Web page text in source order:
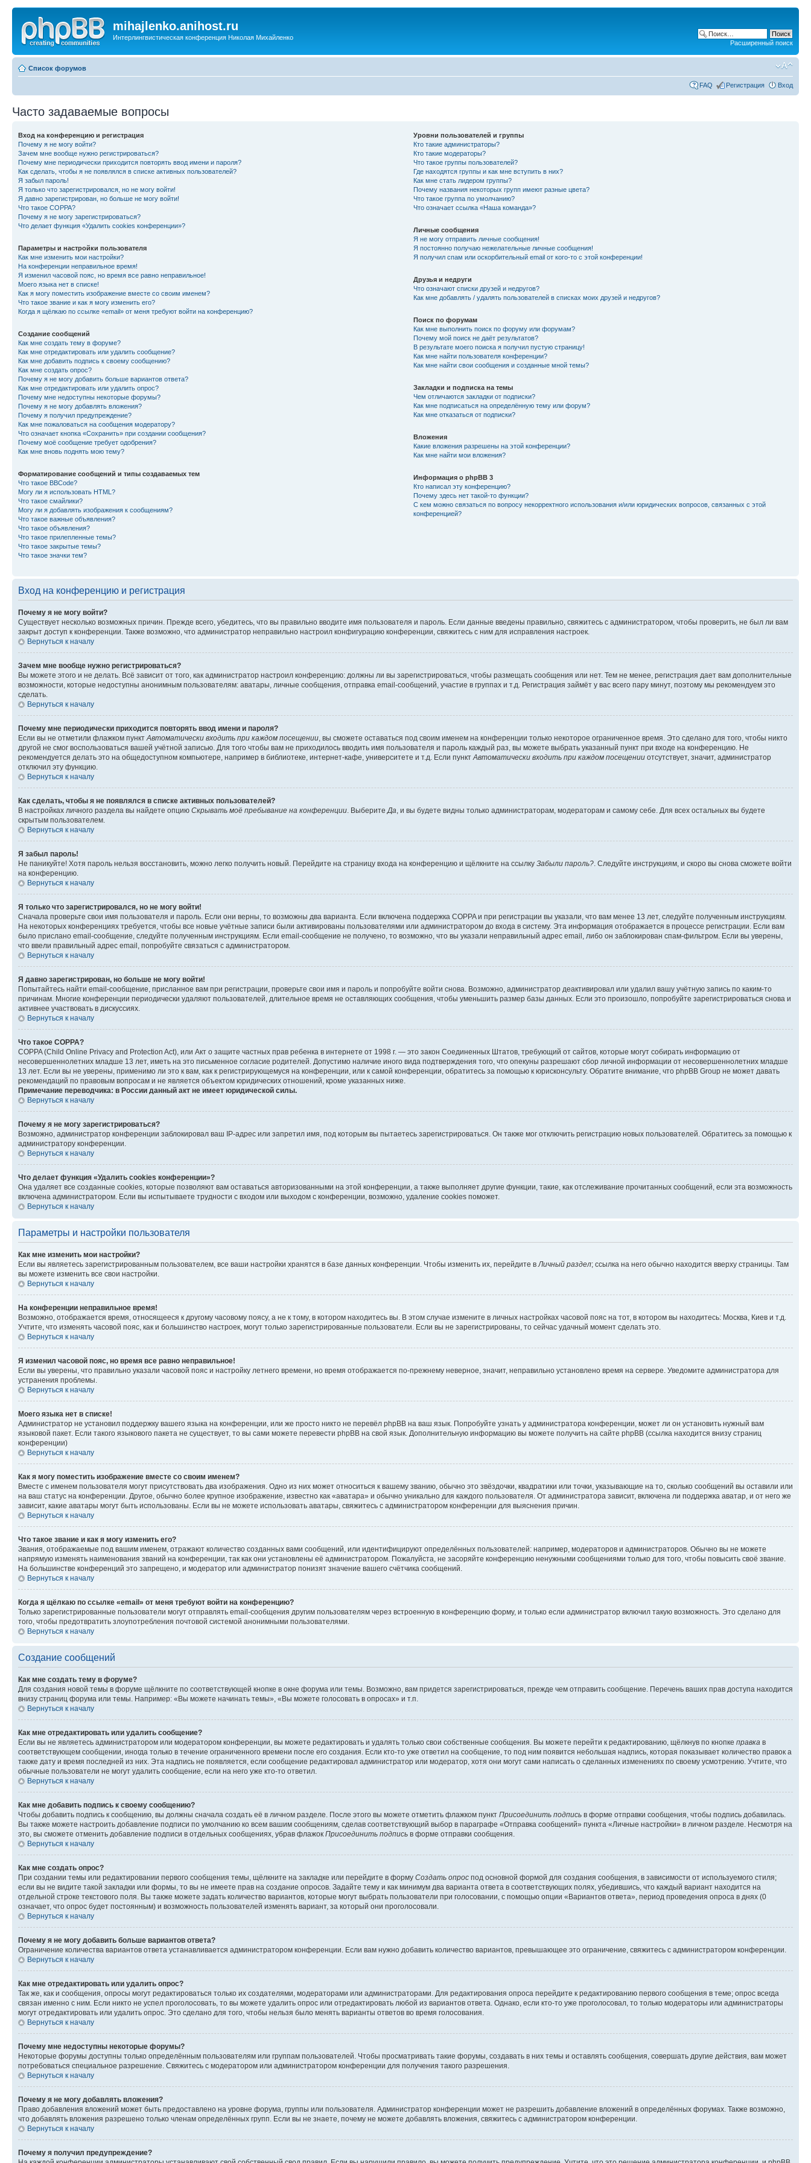
mihajlenko.anihost.ru
Интерлингвистическая конференция Николая Михайленко
Расширенный поиск
Список форумов
FAQ Регистрация Вход
Часто задаваемые вопросы
Вход на конференцию и регистрация
Почему я не могу войти?
Зачем мне вообще нужно регистрироваться?
Почему мне периодически приходится повторять ввод имени и пароля?
Как сделать, чтобы я не появлялся в списке активных пользователей?
Я забыл пароль!
Я только что зарегистрировался, но не могу войти!
Я давно зарегистрирован, но больше не могу войти!
Что такое COPPA?
Почему я не могу зарегистрироваться?
Что делает функция «Удалить cookies конференции»?
Параметры и настройки пользователя
Как мне изменить мои настройки?
На конференции неправильное время!
Я изменил часовой пояс, но время все равно неправильное!
Моего языка нет в списке!
Как я могу поместить изображение вместе со своим именем?
Что такое звание и как я могу изменить его?
Когда я щёлкаю по ссылке «email» от меня требуют войти на конференцию?
Создание сообщений
Как мне создать тему в форуме?
Как мне отредактировать или удалить сообщение?
Как мне добавить подпись к своему сообщению?
Как мне создать опрос?
Почему я не могу добавить больше вариантов ответа?
Как мне отредактировать или удалить опрос?
Почему мне недоступны некоторые форумы?
Почему я не могу добавлять вложения?
Почему я получил предупреждение?
Как мне пожаловаться на сообщения модератору?
Что означает кнопка «Сохранить» при создании сообщения?
Почему моё сообщение требует одобрения?
Как мне вновь поднять мою тему?
Форматирование сообщений и типы создаваемых тем
Что такое BBCode?
Могу ли я использовать HTML?
Что такое смайлики?
Могу ли я добавлять изображения к сообщениям?
Что такое важные объявления?
Что такое объявления?
Что такое прилепленные темы?
Что такое закрытые темы?
Что такое значки тем?
Уровни пользователей и группы
Кто такие администраторы?
Кто такие модераторы?
Что такое группы пользователей?
Где находятся группы и как мне вступить в них?
Как мне стать лидером группы?
Почему названия некоторых групп имеют разные цвета?
Что такое группа по умолчанию?
Что означает ссылка «Наша команда»?
Личные сообщения
Я не могу отправить личные сообщения!
Я постоянно получаю нежелательные личные сообщения!
Я получил спам или оскорбительный email от кого-то с этой конференции!
Друзья и недруги
Что означают списки друзей и недругов?
Как мне добавлять / удалять пользователей в списках моих друзей и недругов?
Поиск по форумам
Как мне выполнить поиск по форуму или форумам?
Почему мой поиск не даёт результатов?
В результате моего поиска я получил пустую страницу!
Как мне найти пользователя конференции?
Как мне найти свои сообщения и созданные мной темы?
Закладки и подписка на темы
Чем отличаются закладки от подписки?
Как мне подписаться на определённую тему или форум?
Как мне отказаться от подписки?
Вложения
Какие вложения разрешены на этой конференции?
Как мне найти мои вложения?
Информация о phpBB 3
Кто написал эту конференцию?
Почему здесь нет такой-то функции?
С кем можно связаться по вопросу некорректного использования и/или юридических вопросов, связанных с этой
конференцией?
Вход на конференцию и регистрация
Почему я не могу войти?
Существует несколько возможных причин. Прежде всего, убедитесь, что вы правильно вводите имя пользователя и пароль. Если данные введены правильно, свяжитесь с администратором, чтобы проверить, не был ли вам
закрыт доступ к конференции. Также возможно, что администратор неправильно настроил конфигурацию конференции, свяжитесь с ним для исправления настроек.
Вернуться к началу
Зачем мне вообще нужно регистрироваться?
Вы можете этого и не делать. Всё зависит от того, как администратор настроил конференцию: должны ли вы зарегистрироваться, чтобы размещать сообщения или нет. Тем не менее, регистрация дает вам дополнительные
возможности, которые недоступны анонимным пользователям: аватары, личные сообщения, отправка email-сообщений, участие в группах и т.д. Регистрация займёт у вас всего пару минут, поэтому мы рекомендуем это
сделать.
Вернуться к началу
Почему мне периодически приходится повторять ввод имени и пароля?
Если вы не отметили флажком пункт Автоматически входить при каждом посещении , вы сможете оставаться под своим именем на конференции только некоторое ограниченное время. Это сделано для того, чтобы никто
другой не смог воспользоваться вашей учётной записью. Для того чтобы вам не приходилось вводить имя пользователя и пароль каждый раз, вы можете выбрать указанный пункт при входе на конференцию. Не
рекомендуется делать это на общедоступном компьютере, например в библиотеке, интернет-кафе, университете и т.д. Если пункт Автоматически входить при каждом посещении отсутствует, значит, администратор
отключил эту функцию.
Вернуться к началу
Как сделать, чтобы я не появлялся в списке активных пользователей?
В настройках личного раздела вы найдете опцию Скрывать моё пребывание на конференции . Выберите Да , и вы будете видны только администраторам, модераторам и самому себе. Для всех остальных вы будете
скрытым пользователем.
Вернуться к началу
Я забыл пароль!
Не паникуйте! Хотя пароль нельзя восстановить, можно легко получить новый. Перейдите на страницу входа на конференцию и щёлкните на ссылку Забыли пароль? . Следуйте инструкциям, и скоро вы снова сможете войти
на конференцию.
Вернуться к началу
Я только что зарегистрировался, но не могу войти!
Сначала проверьте свои имя пользователя и пароль. Если они верны, то возможны два варианта. Если включена поддержка COPPA и при регистрации вы указали, что вам менее 13 лет, следуйте полученным инструкциям.
На некоторых конференциях требуется, чтобы все новые учётные записи были активированы пользователями или администратором до входа в систему. Эта информация отображается в процессе регистрации. Если вам
было прислано email-сообщение, следуйте полученным инструкциям. Если email-сообщение не получено, то возможно, что вы указали неправильный адрес email, либо он заблокирован спам-фильтром. Если вы уверены,
что ввели правильный адрес email, попробуйте связаться с администратором.
Вернуться к началу
Я давно зарегистрирован, но больше не могу войти!
Попытайтесь найти email-сообщение, присланное вам при регистрации, проверьте свои имя и пароль и попробуйте войти снова. Возможно, администратор деактивировал или удалил вашу учётную запись по каким-то
причинам. Многие конференции периодически удаляют пользователей, длительное время не оставляющих сообщения, чтобы уменьшить размер базы данных. Если это произошло, попробуйте зарегистрироваться снова и
активнее участвовать в дискуссиях.
Вернуться к началу
Что такое COPPA?
COPPA (Child Online Privacy and Protection Act), или Акт о защите частных прав ребенка в интернете от 1998 г. — это закон Соединенных Штатов, требующий от сайтов, которые могут собирать информацию от
несовершеннолетних младше 13 лет, иметь на это письменное согласие родителей. Допустимо наличие иного вида подтверждения того, что опекуны разрешают сбор личной информации от несовершеннолетних младше
13 лет. Если вы не уверены, применимо ли это к вам, как к регистрирующемуся на конференции, или к самой конференции, обратитесь за помощью к юрисконсульту. Обратите внимание, что phpBB Group не может давать
рекомендаций по правовым вопросам и не является объектом юридических отношений, кроме указанных ниже.
Примечание переводчика: в России данный акт не имеет юридической силы.
Вернуться к началу
Почему я не могу зарегистрироваться?
Возможно, администратор конференции заблокировал ваш IP-адрес или запретил имя, под которым вы пытаетесь зарегистрироваться. Он также мог отключить регистрацию новых пользователей. Обратитесь за помощью к
администратору конференции.
Вернуться к началу
Что делает функция «Удалить cookies конференции»?
Она удаляет все созданные cookies, которые позволяют вам оставаться авторизованными на этой конференции, а также выполняет другие функции, такие, как отслеживание прочитанных сообщений, если эта возможность
включена администратором. Если вы испытываете трудности с входом или выходом с конференции, возможно, удаление cookies поможет.
Вернуться к началу
Параметры и настройки пользователя
Как мне изменить мои настройки?
Если вы являетесь зарегистрированным пользователем, все ваши настройки хранятся в базе данных конференции. Чтобы изменить их, перейдите в Личный раздел; ссылка на него обычно находится вверху страницы. Там
вы можете изменить все свои настройки.
Вернуться к началу
На конференции неправильное время!
Возможно, отображается время, относящееся к другому часовому поясу, а не к тому, в котором находитесь вы. В этом случае измените в личных настройках часовой пояс на тот, в котором вы находитесь: Москва, Киев и т.д.
Учтите, что изменять часовой пояс, как и большинство настроек, могут только зарегистрированные пользователи. Если вы не зарегистрированы, то сейчас удачный момент сделать это.
Вернуться к началу
Я изменил часовой пояс, но время все равно неправильное!
Если вы уверены, что правильно указали часовой пояс и настройку летнего времени, но время отображается по-прежнему неверное, значит, неправильно установлено время на сервере. Уведомите администратора для
устранения проблемы.
Вернуться к началу
Моего языка нет в списке!
Администратор не установил поддержку вашего языка на конференции, или же просто никто не перевёл phpBB на ваш язык. Попробуйте узнать у администратора конференции, может ли он установить нужный вам
языковой пакет. Если такого языкового пакета не существует, то вы сами можете перевести phpBB на свой язык. Дополнительную информацию вы можете получить на сайте phpBB (ссылка находится внизу страниц
конференции)
Вернуться к началу
Как я могу поместить изображение вместе со своим именем?
Вместе с именем пользователя могут присутствовать два изображения. Одно из них может относиться к вашему званию, обычно это звёздочки, квадратики или точки, указывающие на то, сколько сообщений вы оставили или
на ваш статус на конференции. Другое, обычно более крупное изображение, известно как «аватара» и обычно уникально для каждого пользователя. От администратора зависит, включена ли поддержка аватар, и от него же
зависит, какие аватары могут быть использованы. Если вы не можете использовать аватары, свяжитесь с администратором конференции для выяснения причин.
Вернуться к началу
Что такое звание и как я могу изменить его?
Звания, отображаемые под вашим именем, отражают количество созданных вами сообщений, или идентифицируют определённых пользователей: например, модераторов и администраторов. Обычно вы не можете
напрямую изменять наименования званий на конференции, так как они установлены её администратором. Пожалуйста, не засоряйте конференцию ненужными сообщениями только для того, чтобы повысить своё звание.
На большинстве конференций это запрещено, и модератор или администратор понизят значение вашего счётчика сообщений.
Вернуться к началу
Когда я щёлкаю по ссылке «email» от меня требуют войти на конференцию?
Только зарегистрированные пользователи могут отправлять email-сообщения другим пользователям через встроенную в конференцию форму, и только если администратор включил такую возможность. Это сделано для
того, чтобы предотвратить злоупотребления почтовой системой анонимными пользователями.
Вернуться к началу
Создание сообщений
Как мне создать тему в форуме?
Для создания новой темы в форуме щёлкните по соответствующей кнопке в окне форума или темы. Возможно, вам придется зарегистрироваться, прежде чем отправить сообщение. Перечень ваших прав доступа находится
внизу страниц форума или темы. Например: «Вы можете начинать темы», «Вы можете голосовать в опросах» и т.п.
Вернуться к началу
Как мне отредактировать или удалить сообщение?
Если вы не являетесь администратором или модератором конференции, вы можете редактировать и удалять только свои собственные сообщения. Вы можете перейти к редактированию, щёлкнув по кнопке правка в
соответствующем сообщении, иногда только в течение ограниченного времени после его создания. Если кто-то уже ответил на сообщение, то под ним появится небольшая надпись, которая показывает количество правок а
также дату и время последней из них. Эта надпись не появляется, если сообщение редактировал администратор или модератор, хотя они могут сами написать о сделанных изменениях по своему усмотрению. Учтите, что
обычные пользователи не могут удалить сообщение, если на него уже кто-то ответил.
Вернуться к началу
Как мне добавить подпись к своему сообщению?
Чтобы добавить подпись к сообщению, вы должны сначала создать её в личном разделе. После этого вы можете отметить флажком пункт Присоединить подпись в форме отправки сообщения, чтобы подпись добавилась.
Вы также можете настроить добавление подписи по умолчанию ко всем вашим сообщениям, сделав соответствующий выбор в параграфе «Отправка сообщений» пункта «Личные настройки» в личном разделе. Несмотря на
это, вы сможете отменить добавление подписи в отдельных сообщениях, убрав флажок Присоединить подпись в форме отправки сообщения.
Вернуться к началу
Как мне создать опрос?
При создании темы или редактировании первого сообщения темы, щёлкните на закладке или перейдите в форму Создать опрос под основной формой для создания сообщения, в зависимости от используемого стиля;
если вы не видите такой закладки или формы, то вы не имеете прав на создание опросов. Задайте тему и как минимум два варианта ответа в соответствующих полях, убедившись, что каждый вариант находится на
отдельной строке текстового поля. Вы также можете задать количество вариантов, которые могут выбрать пользователи при голосовании, с помощью опции «Вариантов ответа», период проведения опроса в днях (0
означает, что опрос будет постоянным) и возможность пользователей изменять вариант, за который они проголосовали.
Вернуться к началу
Почему я не могу добавить больше вариантов ответа?
Ограничение количества вариантов ответа устанавливается администратором конференции. Если вам нужно добавить количество вариантов, превышающее это ограничение, свяжитесь с администратором конференции.
Вернуться к началу
Как мне отредактировать или удалить опрос?
Так же, как и сообщения, опросы могут редактироваться только их создателями, модераторами или администраторами. Для редактирования опроса перейдите к редактированию первого сообщения в теме; опрос всегда
связан именно с ним. Если никто не успел проголосовать, то вы можете удалить опрос или отредактировать любой из вариантов ответа. Однако, если кто-то уже проголосовал, то только модераторы или администраторы
могут отредактировать или удалить опрос. Это сделано для того, чтобы нельзя было менять варианты ответов во время голосования.
Вернуться к началу
Почему мне недоступны некоторые форумы?
Некоторые форумы доступны только определённым пользователям или группам пользователей. Чтобы просматривать такие форумы, создавать в них темы и оставлять сообщения, совершать другие действия, вам может
потребоваться специальное разрешение. Свяжитесь с модератором или администратором конференции для получения такого разрешения.
Вернуться к началу
Почему я не могу добавлять вложения?
Право добавления вложений может быть предоставлено на уровне форума, группы или пользователя. Администратор конференции может не разрешить добавление вложений в определённых форумах. Также возможно,
что добавлять вложения разрешено только членам определённых групп. Если вы не знаете, почему не можете добавлять вложения, свяжитесь с администратором конференции.
Вернуться к началу
Почему я получил предупреждение?